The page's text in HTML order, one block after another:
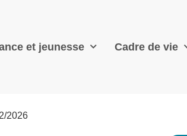
et jeunesse Cadre de vie
2026